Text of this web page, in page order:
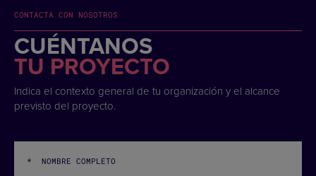
CONTACTA CON NOSOTROS
CUÉNTANOS
TU PROYECTO
Indica el contexto general de tu organización y el alcance
previsto del proyecto.